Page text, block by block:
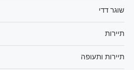
שוגר דדי
תיירות
תיירות ותעופה